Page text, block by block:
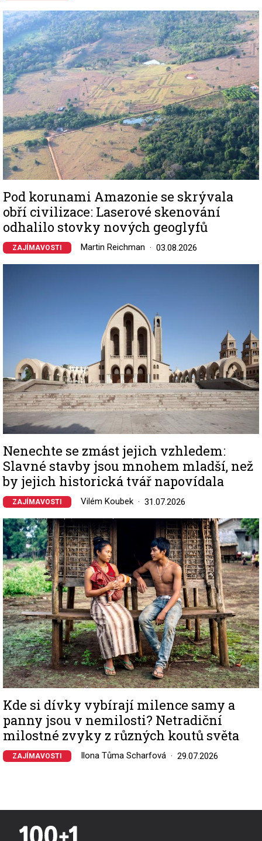
Image
Pod korunami Amazonie se skrývala
obří civilizace: Laserové skenování
odhalilo stovky nových geoglyfů
ZAJÍMAVOSTI Martin Reichman 03.08.2026
Nenechte se zmást jejich vzhledem:
Slavné stavby jsou mnohem mladší, než
by jejich historická tvář napovídala
ZAJÍMAVOSTI Vilém Koubek 31.07.2026
Image
Kde si dívky vybírají milence samy a
panny jsou v nemilosti? Netradiční
milostné zvyky z různých koutů světa
ZAJÍMAVOSTI Ilona Tůma Scharfová 29.07.2026